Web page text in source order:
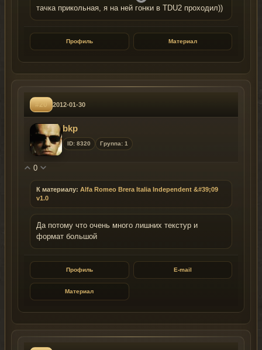
тачка прикольная, я на ней гонки в TDU2 проходил))
Профиль Материал
#20 2012-01-30
bkp
ID: 8320 Группа: 1
0
К материалу: Alfa Romeo Brera Italia Independent &#39;09
v1.0
Да потому что очень много лишних текстур и
формат большой
Профиль E-mail
Материал